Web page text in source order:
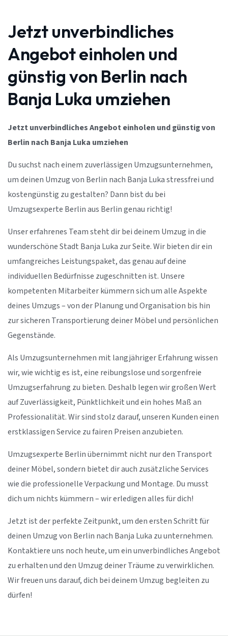
Jetzt unverbindliches
Angebot einholen und
günstig von Berlin nach
Banja Luka umziehen
Jetzt unverbindliches Angebot einholen und günstig von
Berlin nach Banja Luka umziehen
Du suchst nach einem zuverlässigen Umzugsunternehmen,
um deinen Umzug von Berlin nach Banja Luka stressfrei und
kostengünstig zu gestalten? Dann bist du bei
Umzugsexperte Berlin aus Berlin genau richtig!
Unser erfahrenes Team steht dir bei deinem Umzug in die
wunderschöne Stadt Banja Luka zur Seite. Wir bieten dir ein
umfangreiches Leistungspaket, das genau auf deine
individuellen Bedürfnisse zugeschnitten ist. Unsere
kompetenten Mitarbeiter kümmern sich um alle Aspekte
deines Umzugs – von der Planung und Organisation bis hin
zur sicheren Transportierung deiner Möbel und persönlichen
Gegenstände.
Als Umzugsunternehmen mit langjähriger Erfahrung wissen
wir, wie wichtig es ist, eine reibungslose und sorgenfreie
Umzugserfahrung zu bieten. Deshalb legen wir großen Wert
auf Zuverlässigkeit, Pünktlichkeit und ein hohes Maß an
Professionalität. Wir sind stolz darauf, unseren Kunden einen
erstklassigen Service zu fairen Preisen anzubieten.
Umzugsexperte Berlin übernimmt nicht nur den Transport
deiner Möbel, sondern bietet dir auch zusätzliche Services
wie die professionelle Verpackung und Montage. Du musst
dich um nichts kümmern – wir erledigen alles für dich!
Jetzt ist der perfekte Zeitpunkt, um den ersten Schritt für
deinen Umzug von Berlin nach Banja Luka zu unternehmen.
Kontaktiere uns noch heute, um ein unverbindliches Angebot
zu erhalten und den Umzug deiner Träume zu verwirklichen.
Wir freuen uns darauf, dich bei deinem Umzug begleiten zu
dürfen!